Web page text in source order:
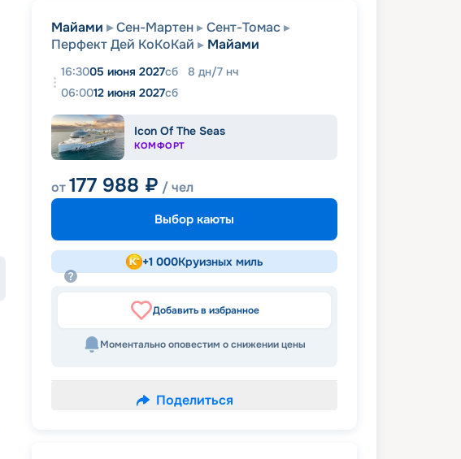
Майами Сен-Мартен
Сент-Томас
Перфект Дей КоКоКай
Майами
16:3005 июня 2027сб 8 дн/7 нч
06:0012 июня 2027сб
Icon Of The Seas
КОМФОРТ
от177 988 ₽ / чел
Выбор каюты
+1 000Круизных миль
Добавить в избранное
Моментально оповестим о снижении цены
Поделиться